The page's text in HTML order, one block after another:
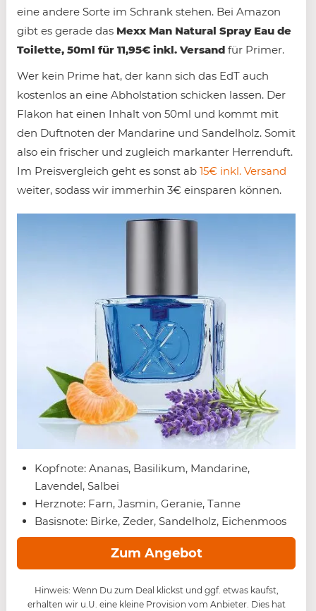
eine andere Sorte im Schrank stehen. Bei Amazon
gibt es gerade das Mexx Man Natural Spray Eau de
Toilette, 50ml für 11,95€ inkl. Versand für Primer.
Wer kein Prime hat, der kann sich das EdT auch
kostenlos an eine Abholstation schicken lassen. Der
Flakon hat einen Inhalt von 50ml und kommt mit
den Duftnoten der Mandarine und Sandelholz. Somit
also ein frischer und zugleich markanter Herrenduft.
Im Preisvergleich geht es sonst ab 15€ inkl. Versand
weiter, sodass wir immerhin 3€ einsparen können.
Kopfnote: Ananas, Basilikum, Mandarine,
Lavendel, Salbei
Herznote: Farn, Jasmin, Geranie, Tanne
Basisnote: Birke, Zeder, Sandelholz, Eichenmoos
Zum Angebot
Hinweis: Wenn Du zum Deal klickst und ggf. etwas kaufst,
erhalten wir u.U. eine kleine Provision vom Anbieter. Dies hat